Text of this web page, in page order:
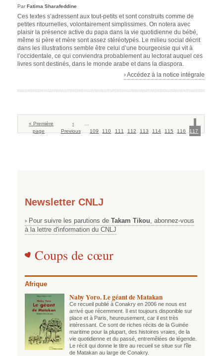
ParFatima Sharafeddine
Ces textes s’adressent aux tout-petits et sont construits comme de
petites ritournelles, volontairement simplissimes. On notera avec
plaisir la présence active du papa dans la vie quotidienne du bébé,
même si père et mère sont assez stéréotypés. Le milieu social décrit
dans les illustrations semble être celui d’une bourgeoisie qui vit à
l’occidentale, ce qui conviendra probablement au lectorat auquel ces
livres sont destinés, dans le monde arabe et dans la diaspora.
› Accédez à la notice intégrale
Pagination
Première
page
« Première
page
Page
précédente
‹
Previous
109
110
111
112
113
114
115
116
courante
117
Newsletter CNLJ
› Pour suivre les parutions de Takam Tikou , abonnez-vous
à la lettre d'information du CNLJ
Coups de cœur
Afrique
Naby Yoro. Le géant de Matakan
Ce recueil publié à Conakry en 2006 ne nous est
arrivé que récemment. Il est toujours disponible sur
place et à Paris, heureusement, car il est très
intéressant. Ce sont de riches récits de la Guinée
maritime pour la plupart, des histoires vraies, de la
vie quotidienne et du passé, entremêlées de légende.
Le récit qui donne le titre au recueil se situe sur l'île
de Matakan au large de Conakry.